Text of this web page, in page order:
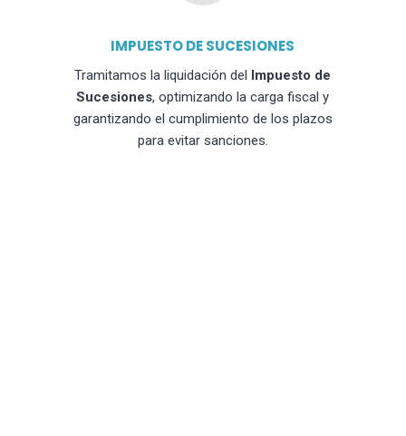
IMPUESTO DE SUCESIONES
Tramitamos la liquidación del Impuesto de
Sucesiones, optimizando la carga fiscal y
garantizando el cumplimiento de los plazos
para evitar sanciones.